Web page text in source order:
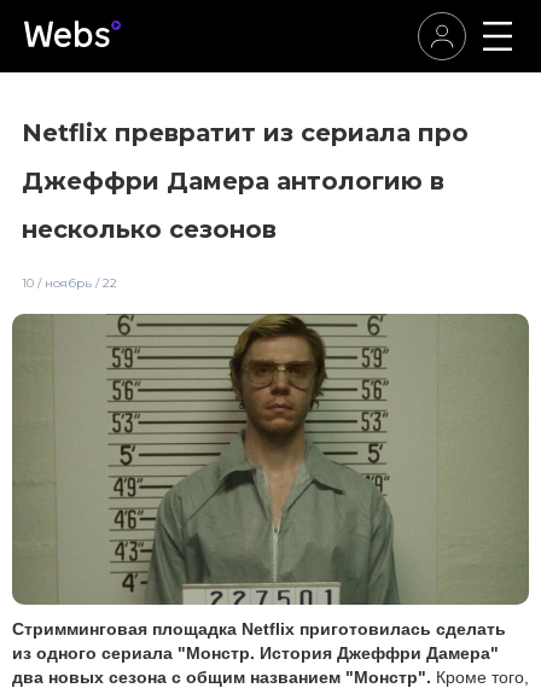
Netflix превратит из сериала про
Джеффри Дамера антологию в
несколько сезонов
10 / ноябрь / 22
Стримминговая площадка Netflix приготовилась сделать
из одного сериала "Монстр. История Джеффри Дамера"
два новых сезона с общим названием "Монстр". Кроме того,